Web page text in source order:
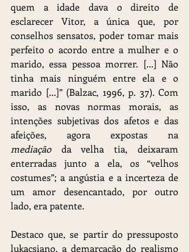
quem a idade dava o direito de
esclarecer Vitor, a única que, por
conselhos sensatos, poder tomar mais
perfeito o acordo entre a mulher e o
marido, essa pessoa morrer. [...] Não
tinha mais ninguém entre ela e o
marido [...]” (Balzac, 1996, p. 37). Com
isso, as novas normas morais, as
intenções subjetivas dos afetos e das
mediação da velha tia, deixaram
enterradas junto a ela, os “velhos
costumes”; a angústia e a incerteza de
um amor desencantado, por outro
lado, era patente.
Destaco que, se partir do pressuposto
lukacsiano, a demarcação do realismo